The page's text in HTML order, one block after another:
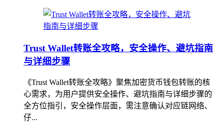
Trust Wallet转账全攻略，安全操作、避坑指南
与详细步骤
《Trust Wallet转账全攻略》聚焦加密货币钱包转账的核
心需求，为用户提供安全操作、避坑指南与详细步骤的
全方位指引，安全操作层面，需注意确认对应链网络、
仔...